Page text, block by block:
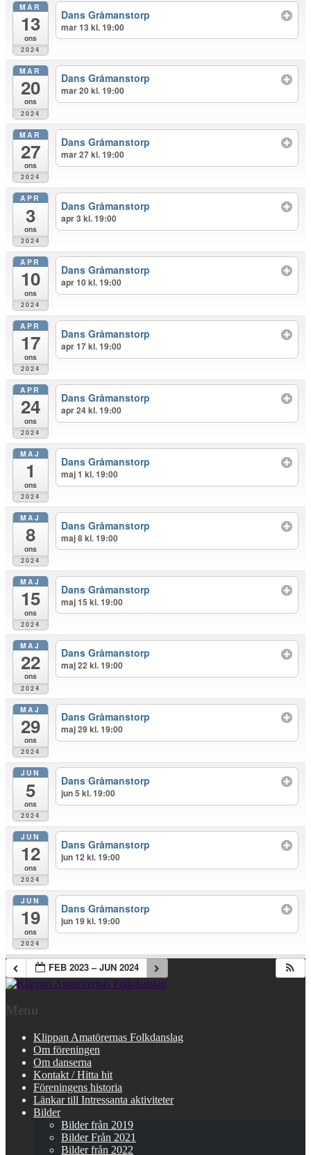
MAR
13
ons
2024
Dans Gråmanstorp
mar 13 kl. 19:00
MAR
20
ons
2024
Dans Gråmanstorp
mar 20 kl. 19:00
MAR
27
ons
2024
Dans Gråmanstorp
mar 27 kl. 19:00
APR
3
ons
2024
Dans Gråmanstorp
apr 3 kl. 19:00
APR
10
ons
2024
Dans Gråmanstorp
apr 10 kl. 19:00
APR
17
ons
2024
Dans Gråmanstorp
apr 17 kl. 19:00
APR
24
ons
2024
Dans Gråmanstorp
apr 24 kl. 19:00
MAJ
1
ons
2024
Dans Gråmanstorp
maj 1 kl. 19:00
MAJ
8
ons
2024
Dans Gråmanstorp
maj 8 kl. 19:00
MAJ
15
ons
2024
Dans Gråmanstorp
maj 15 kl. 19:00
MAJ
22
ons
2024
Dans Gråmanstorp
maj 22 kl. 19:00
MAJ
29
ons
2024
Dans Gråmanstorp
maj 29 kl. 19:00
JUN
5
ons
2024
Dans Gråmanstorp
jun 5 kl. 19:00
JUN
12
ons
2024
Dans Gråmanstorp
jun 12 kl. 19:00
JUN
19
ons
2024
Dans Gråmanstorp
jun 19 kl. 19:00
FEB 2023 – JUN 2024
Menu
Klippan Amatörernas Folkdanslag
Om föreningen
Om danserna
Kontakt / Hitta hit
Föreningens historia
Länkar till Intressanta aktiviteter
Bilder
Bilder från 2019
Bilder Från 2021
Bilder från 2022